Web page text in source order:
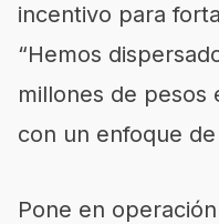
incentivo para
“Hemos
millones de pesos
con un enfoque
Pone en